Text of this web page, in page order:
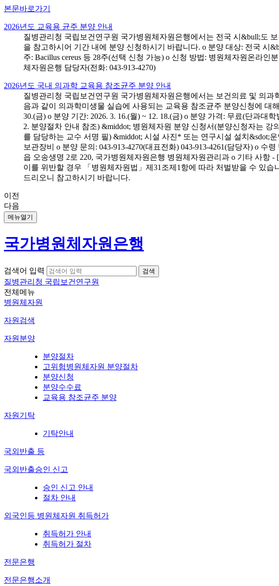
본문바로가기
2026년도 교육용 균주 분양 안내
질병관리청 국립보건연구원 국가병원체자원은행에서는 전국 시&bull;도
을 참고하시어 기간 내에 분양 신청하시기 바랍니다. o 분양 대상: 전국 시
주: Bacillus cereus 등 28주(선택 신청 가능) o 신청 방법: 병원체자원온라
체자원은행 담당자(전화: 043-913-4270)
2026년도 국내 의과학 교육용 참조균주 분양 안내
질병관리청 국립보건연구원 국가병원체자원은행에서는 보건의료 및 의
음과 같이 의과학미생물 실습에 사용되는 교육용 참조균주 분양신청에 대
30.(금) o 분양 기간: 2026. 3. 16.(월) ~ 12. 18.(금) o 분양 가격: 무료(단과대
2. 분양절차 안내 참조) &middot; 병원체자원 분양 신청서(분양신청자는
를 담당하는 교수 서명 필) &middot; 시설 사진* 또는 연구시설 설치&sdot;
보관장비 o 분양 문의: 043-913-4270(대표전화) 043-913-4261(담당자) o
읍 오송생명 2로 220, 국가병원체자원은행 병원체자원관리과 o 기타 사
이를 위반할 경우 「병원체자원법」제31조제1항에 따라 처벌받을 수 있
드리오니 참고하시기 바랍니다.
이전
다음
메뉴열기
국가병원체자원은행
검색어 입력
질병관리청 국립보건연구원
전체메뉴
병원체자원
자원검색
자원분양
분양절차
고위험병원체자원 분양절차
분양신청
분양수수료
교육용 참조균주 분양
자원기탁
기탁안내
국외반출 등
국외반출승인 신고
승인 신고 안내
절차 안내
외국인등 병원체자원 취득허가
취득허가 안내
취득허가 절차
전문은행
전문은행소개